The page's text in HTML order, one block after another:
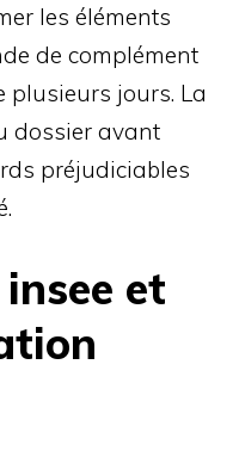
les éléments
de complément
plusieurs jours. La
dossier avant
préjudiciables
et